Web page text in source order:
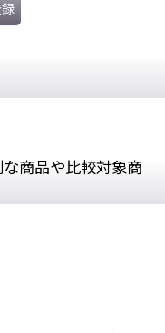
商品や比較対象商